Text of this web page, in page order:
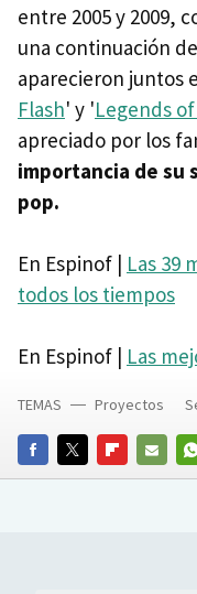
entre 2005 y 2009,
una continuación
aparecieron juntos
Flash' y 'Legends
apreciado por los
importancia de su
pop.
En Espinof | Las 39
todos los tiempos
En Espinof | Las
FACEBOOKTWITTERFLIPBOARD
E-
TEMAS Proyectos